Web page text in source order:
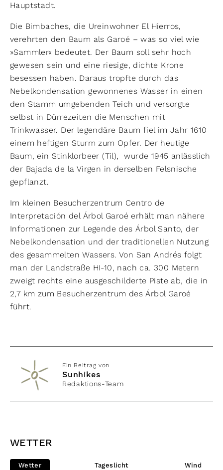
Hauptstadt.
Die Bimbaches, die Ureinwohner El Hierros,
verehrten den Baum als Garoé – was so viel wie
»Sammler« bedeutet. Der Baum soll sehr hoch
gewesen sein und eine riesige, dichte Krone
besessen haben. Daraus tropfte durch das
Nebelkondensation gewonnenes Wasser in einen
den Stamm umgebenden Teich und versorgte
selbst in Dürrezeiten die Menschen mit
Trinkwasser. Der legendäre Baum fiel im Jahr 1610
einem heftigen Sturm zum Opfer. Der heutige
Baum, ein Stinklorbeer (Til), wurde 1945 anlässlich
der Bajada de la Virgen in derselben Felsnische
gepflanzt.
Im kleinen Besucherzentrum Centro de
Interpretación del Árbol Garoé erhält man nähere
Informationen zur Legende des Árbol Santo, der
Nebelkondensation und der traditionellen Nutzung
des gesammelten Wassers. Von San Andrés folgt
man der Landstraße HI-10, nach ca. 300 Metern
zweigt rechts eine ausgeschilderte Piste ab, die in
2,7 km zum Besucherzentrum des Árbol Garoé
führt.
Ein Beitrag von
Sunhikes
Redaktions-Team
WETTER
Wetter Tageslicht Wind